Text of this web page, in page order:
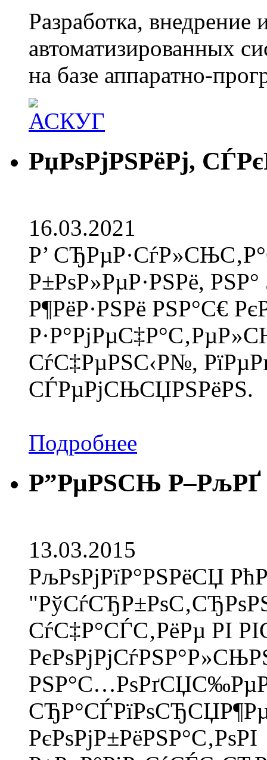
Разработка, внедрение
автоматизированных
на базе аппаратно-
РџРѕРјРЅРёРј,
16.03.2021
Р’
Р±РѕР»РµР·РЅРё, РЅР°
Р¶РёР·РЅРё РЅР°С€
СѓС‡РµРЅС‹Р№,
СЃРµРјСЊСЏРЅРёРЅ.
Подробнее
Р”РµРЅСЊ Р–РљРҐ
13.03.2015
РљРѕРјРїР°РЅРёСЏ
СѓС‡Р°СЃС‚РёРµ РІ
РєРѕРјР±РёРЅР°С‚РѕРІ